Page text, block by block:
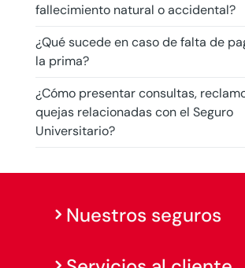
fallecimiento natural o accidental?
¿Qué sucede en caso de falta de
la prima?
¿Cómo presentar consultas,
quejas relacionadas con el Seguro
Universitario?
Nuestros seguros